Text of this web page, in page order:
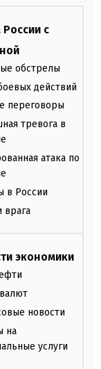
с
обстрелы
действий
переговоры
тревога в
атака по
в России
врага
экономики
новости
на
услуги